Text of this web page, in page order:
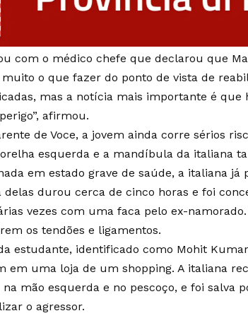
com o médico chefe que declarou que
o que fazer do ponto de vista de
mas a notícia mais importante é que
afirmou.
de Voce, a jovem ainda corre sérios
orelha esquerda e a mandíbula da italiana
em estado grave de saúde, a italiana já
delas durou cerca de cinco horas e foi
vezes com uma faca pelo ex-
os tendões e ligamentos.
estudante, identificado como Mohit
em uma loja de um shopping. A italiana
mão esquerda e no pescoço, e foi salva
o agressor.